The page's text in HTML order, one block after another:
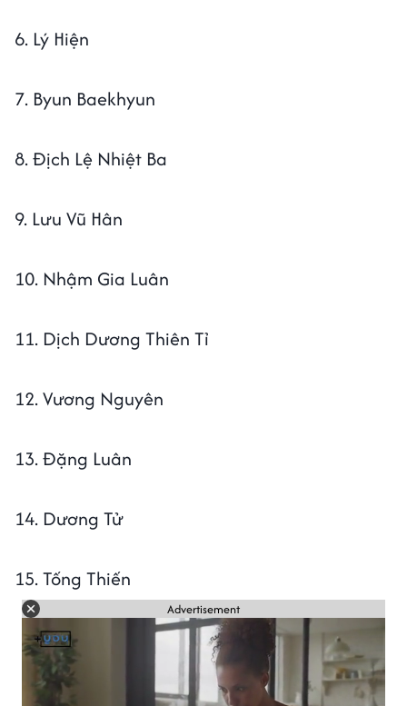
6. Lý Hiện
7. Byun Baekhyun
8. Địch Lệ Nhiệt Ba
9. Lưu Vũ Hân
10. Nhậm Gia Luân
11. Dịch Dương Thiên Tỉ
12. Vương Nguyên
13. Đặng Luân
14. Dương Tử
15. Tống Thiến
Advertisement